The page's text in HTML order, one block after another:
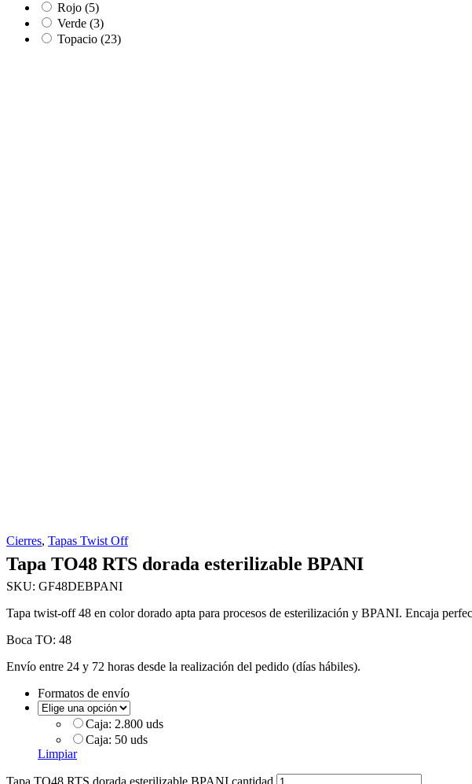
Rojo (5)
Verde (3)
Topacio (23)
Cierres, Tapas Twist Off
Tapa TO48 RTS dorada esterilizable BPANI
SKU: GF48DEBPANI
Tapa twist-off 48 en color dorado apta para procesos de esterilización y BPANI. Encaja
Boca TO: 48
Envío entre 24 y 72 horas desde la realización del pedido (días hábiles).
Formatos de envío
Caja: 2.800 uds
Caja: 50 uds
Limpiar
Tapa TO48 RTS dorada esterilizable BPANI cantidad